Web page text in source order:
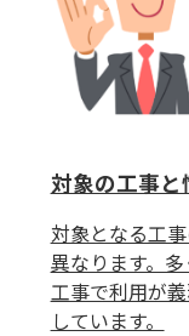
対象の工事と
対象となる工
異なります。
工事で利用が
しています。